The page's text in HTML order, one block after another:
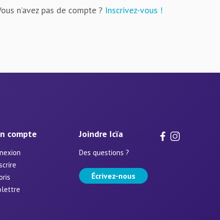
n’avez pas de compte ? Inscrivez-vous !
compte Joindre Icïa
Des questions ?
Écrivez-nous